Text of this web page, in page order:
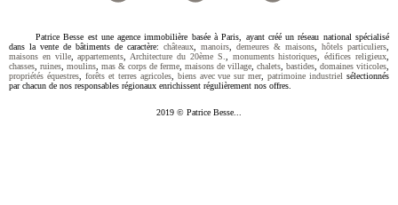
Patrice Besse est une agence immobilière basée à Paris, ayant créé un réseau national spécialisé
dans la vente de bâtiments de caractère: châteaux, manoirs, demeures & maisons, hôtels particuliers,
maisons en ville,appartements,Architecture du 20ème S., monuments historiques,édifices religieux,
chasses, ruines, moulins, mas & corps de ferme, maisons de village, chalets, bastides, domaines viticoles,
propriétés équestres, forêts et terres agricoles, biens avec vue sur mer,patrimoine industriel sélectionnés
par chacun de nos responsables régionaux enrichissent régulièrement nos offres.
2019 © Patrice Besse...